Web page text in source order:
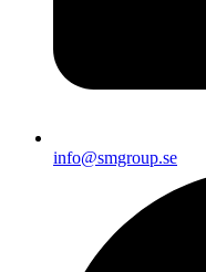
info@smgroup.se